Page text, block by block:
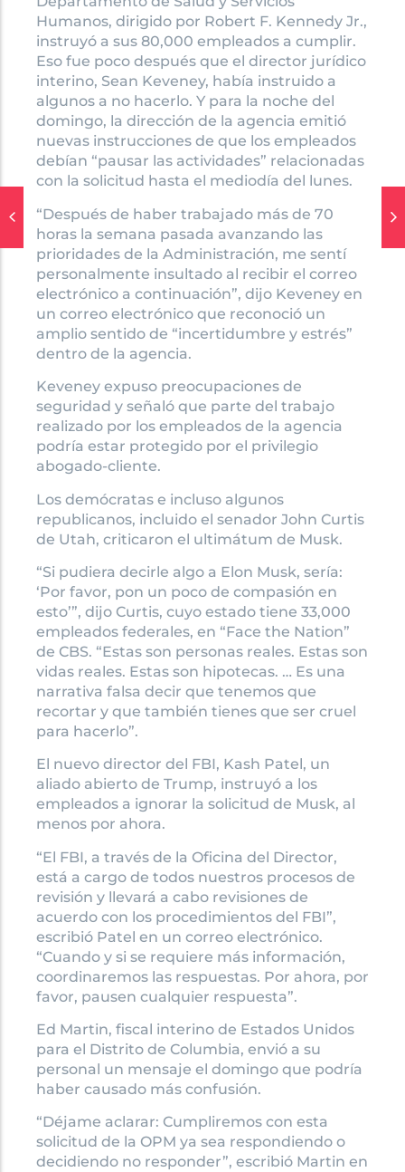
Humanos, dirigido por Robert F. Kennedy Jr.,
instruyó a sus 80,000 empleados a cumplir.
Eso fue poco después que el director jurídico
interino, Sean Keveney, había instruido a
algunos a no hacerlo. Y para la noche del
domingo, la dirección de la agencia emitió
nuevas instrucciones de que los empleados
debían “pausar las actividades” relacionadas
con la solicitud hasta el mediodía del lunes.
“Después de haber trabajado más de 70
horas la semana pasada avanzando las
prioridades de la Administración, me sentí
personalmente insultado al recibir el correo
electrónico a continuación”, dijo Keveney en
un correo electrónico que reconoció un
amplio sentido de “incertidumbre y estrés”
dentro de la agencia.
Keveney expuso preocupaciones de
seguridad y señaló que parte del trabajo
realizado por los empleados de la agencia
podría estar protegido por el privilegio
abogado-cliente.
Los demócratas e incluso algunos
republicanos, incluido el senador John Curtis
de Utah, criticaron el ultimátum de Musk.
“Si pudiera decirle algo a Elon Musk, sería:
‘Por favor, pon un poco de compasión en
esto’”, dijo Curtis, cuyo estado tiene 33,000
empleados federales, en “Face the Nation”
de CBS. “Estas son personas reales. Estas son
vidas reales. Estas son hipotecas. … Es una
narrativa falsa decir que tenemos que
recortar y que también tienes que ser cruel
para hacerlo”.
El nuevo director del FBI, Kash Patel, un
aliado abierto de Trump, instruyó a los
empleados a ignorar la solicitud de Musk, al
menos por ahora.
“El FBI, a través de la Oficina del Director,
está a cargo de todos nuestros procesos de
revisión y llevará a cabo revisiones de
acuerdo con los procedimientos del FBI”,
escribió Patel en un correo electrónico.
“Cuando y si se requiere más información,
coordinaremos las respuestas. Por ahora, por
favor, pausen cualquier respuesta”.
Ed Martin, fiscal interino de Estados Unidos
para el Distrito de Columbia, envió a su
personal un mensaje el domingo que podría
haber causado más confusión.
“Déjame aclarar: Cumpliremos con esta
solicitud de la OPM ya sea respondiendo o
decidiendo no responder”, escribió Martin en